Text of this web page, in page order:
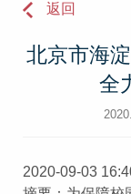
返回
北京市海
全
2020-09-03